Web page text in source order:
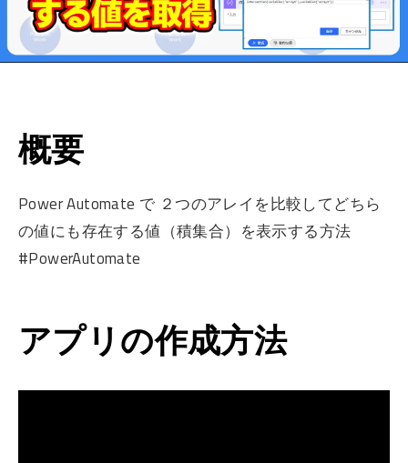
概要
Power Automate で ２つのアレイを比較してどちら
の値にも存在する値（積集合）を表示する方法
#PowerAutomate
アプリの作成方法